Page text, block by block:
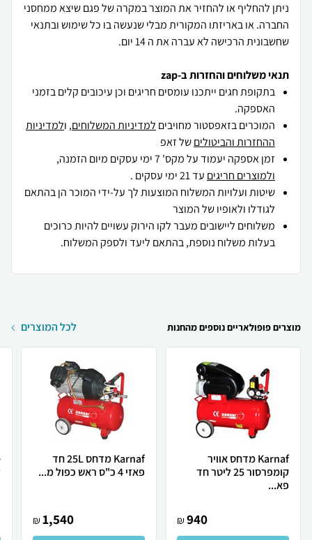
ניתן להחליף או להחזיר את המוצר במקרה של פגם שיצא ממחסני
החברה. או באריזתו המקורית מבלי שנעשה בו כל שימוש ובתנאי
שחשבונית הרכישה לא עברה את ה 14 יום.
תנאי משלוחים והחזרות ב-zap
בתקופת חגים ייתכנו עומסים חריגים וכן עיכובים קלים בזמני
האספקה.
המוכרים בזאפסטור מחויבים למדיניות המשלוחים, ולמדיניות
ההחזרות והביטוליםשל זאפ
זמן אספקה יעמוד על מקס' 7 ימי עסקים מיום הזמנה,
ולמוצרים חריגים עד 21 ימי עסקים .
שיטות ועלויות המשלוח המוצעות לך על-ידי המוכר הן בהתאם
לגודלו ולאופיו של המוצר
משלוחים ליישובים מעבר לקו הירוק עשויים להיות כרוכים
בעלות משלוח נוספת, בהתאם ליעד ולספק המשלוח.
מוצרים פופולאריים נוספים מהחנות לכל המוצרים
Karnaf מדחס אוויר
קומפרסור 25 ליטר חד
פא...
940
₪
Karnaf מדחס 25L חד
פאזי 4 כ"ס ראש כפול מ...
1,540
₪